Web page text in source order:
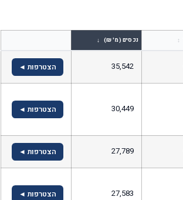
↕ נכסים (מ' ₪) ↓
35,542 הצטרפות ◄
30,449 הצטרפות ◄
27,789 הצטרפות ◄
27,583 הצטרפות ◄